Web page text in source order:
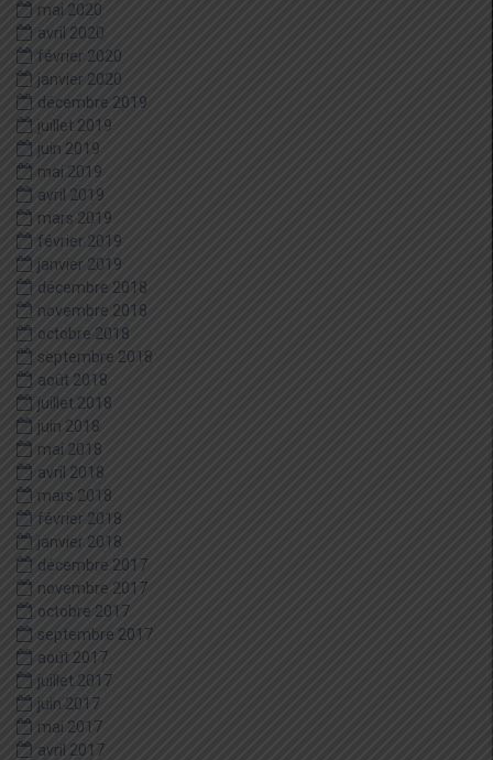
mai 2020
avril 2020
février 2020
janvier 2020
décembre 2019
juillet 2019
juin 2019
mai 2019
avril 2019
mars 2019
février 2019
janvier 2019
décembre 2018
novembre 2018
octobre 2018
septembre 2018
août 2018
juillet 2018
juin 2018
mai 2018
avril 2018
mars 2018
février 2018
janvier 2018
décembre 2017
novembre 2017
octobre 2017
septembre 2017
août 2017
juillet 2017
juin 2017
mai 2017
avril 2017